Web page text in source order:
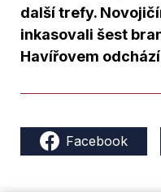
další trefy.
inkasovali šest
Havířovem
Facebook